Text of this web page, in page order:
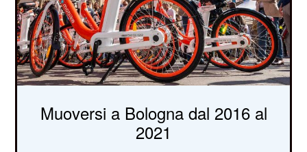
Muoversi a Bologna dal 2016 al
2021